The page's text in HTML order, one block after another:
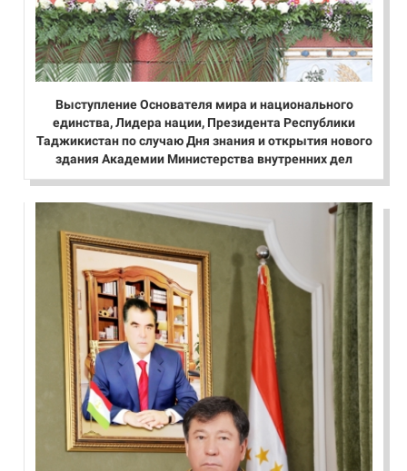
Выступление Основателя мира и национального
единства, Лидера нации, Президента Республики
Таджикистан по случаю Дня знания и открытия нового
здания Академии Министерства внутренних дел